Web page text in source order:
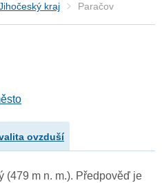
kraj Paračov
ovzduší
(479 m n. m.). Předpověď je